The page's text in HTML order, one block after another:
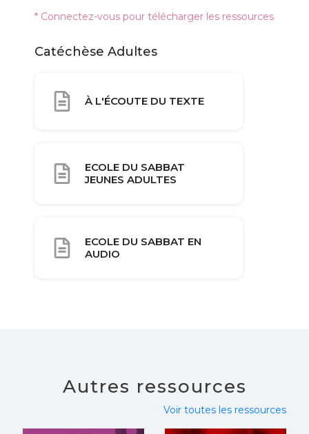
* Connectez-vous pour télécharger les ressources
Catéchèse Adultes
À L'ÉCOUTE DU TEXTE
ECOLE DU SABBAT
JEUNES ADULTES
ECOLE DU SABBAT EN
AUDIO
Autres ressources
Voir toutes les ressources